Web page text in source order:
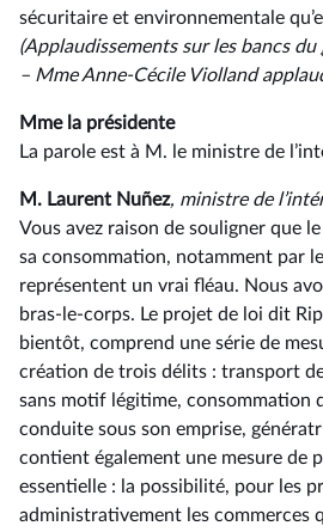
sécuritaire et environnementale
(Applaudissements sur les bancs du
–⁠ Mme Anne-Cécile Violland
Mme la présidente
La parole est à M. le ministre de
M. Laurent Nuñez, ministre de
Vous avez raison de souligner que
sa consommation, notamment par
représentent un vrai fléau. Nous
bras-le-corps. Le projet de loi dit
bientôt, comprend une série de
création de trois délits : transport
sans motif légitime, consommation
conduite sous son emprise,
contient également une mesure de
essentielle : la possibilité, pour les
administrativement les commerces